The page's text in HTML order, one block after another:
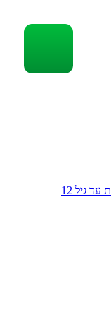
גיל 12